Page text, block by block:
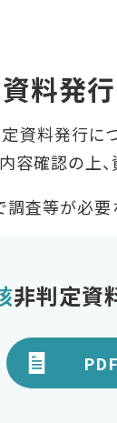
資料発行
資料発行に
容確認の上
査等が必要
該非判定